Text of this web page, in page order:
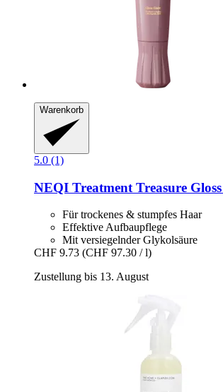
Warenkorb
5.0 (1)
NEQI Treatment Treasure
Für trockenes & stumpfes Haar
Effektive Aufbaupflege
Mit versiegelnder Glykolsäure
CHF 9.73 (CHF 97.30 / l)
Zustellung bis 13. August